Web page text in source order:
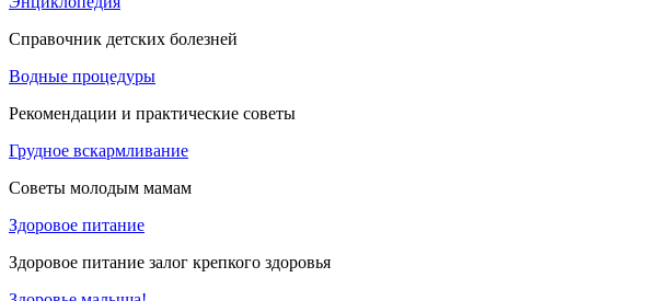
Справочник детских болезней
Водные процедуры
Рекомендации и практические советы
Грудное вскармливание
Советы молодым мамам
Здоровое питание
Здоровое питание залог крепкого здоровья